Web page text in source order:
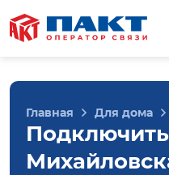
Главная Для дома